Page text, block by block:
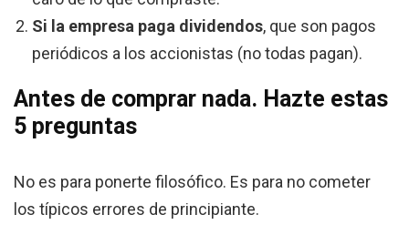
Si la empresa paga dividendos, que son pagos
periódicos a los accionistas (no todas pagan).
Antes de comprar nada. Hazte estas
5 preguntas
No es para ponerte filosófico. Es para no cometer
los típicos errores de principiante.